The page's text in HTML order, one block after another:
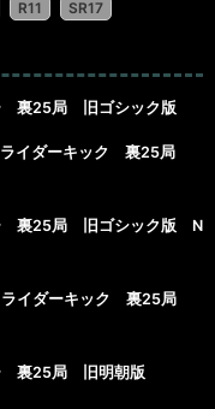
R11 SR17
裏25局 旧ゴシック版
イダーキック 裏25局
裏25局 旧ゴシック版 N
イダーキック 裏25局
裏25局 旧明朝版